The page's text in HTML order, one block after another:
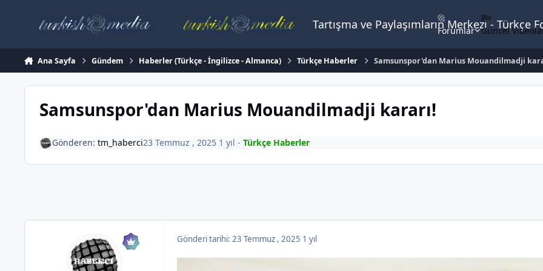
Tartışma ve Paylaşımların Merkezi -
Forumlar Güncel
Ana Sayfa Gündem Haberler (Türkçe - İngilizce - Almanca) Türkçe Haberler Samsunspor'dan Marius Mouandilmadji
Samsunspor'dan Marius Mouandilmadji kararı!
Gönderen: tm_haberci23 Temmuz , 2025 1 yıl - Türkçe Haberler
Gönderi tarihi: 23 Temmuz , 2025 1 yıl